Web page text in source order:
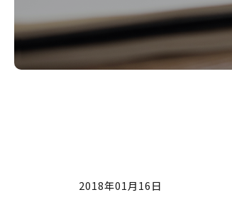
2018年01月16日